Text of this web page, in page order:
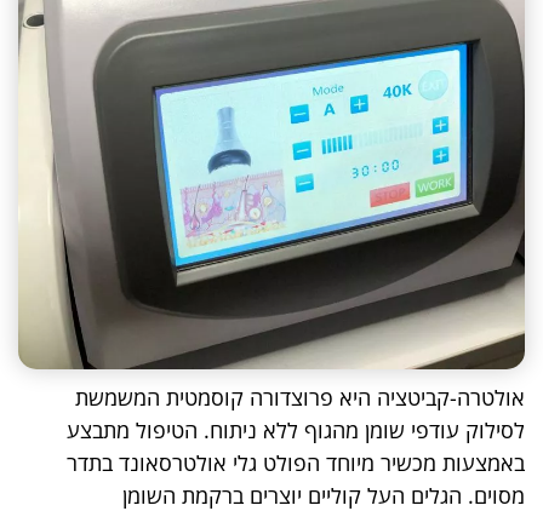
אולטרה-קביטציה היא פרוצדורה קוסמטית המשמשת
לסילוק עודפי שומן מהגוף ללא ניתוח. הטיפול מתבצע
באמצעות מכשיר מיוחד הפולט גלי אולטרסאונד בתדר
מסוים. הגלים העל קוליים יוצרים ברקמת השומן
לשפר את
תפקוד האתר
בהתבסס על
אופן השימוש
באתר.
חוויית
משתמש
כדי שהאתר
שלנו יעבוד
בצורה
מיטבית
במהלך
ביקורך. אם
תסרב/י
לקובצי
Cookie